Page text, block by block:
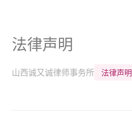
法律声明
山西诚又诚律师事务所 法律声明